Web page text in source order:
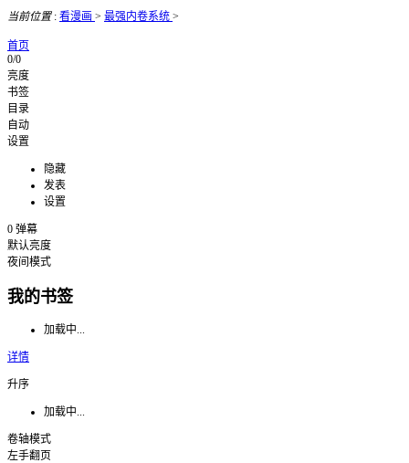
当前位置: 看漫画 > 最强内卷系统 >
首页
0/0
亮度
书签
目录
自动
设置
隐藏
发表
设置
0 弹幕
默认亮度
夜间模式
我的书签
加载中...
详情
升序
加载中...
卷轴模式
左手翻页